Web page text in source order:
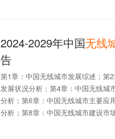
2024-2029年中国无线
告
第1章：中国无线城市发展综述；第
发展状况分析；第4章：中国无线城
分析；第6章：中国无线城市主要应
分析；第8章：中国无线城市建设市